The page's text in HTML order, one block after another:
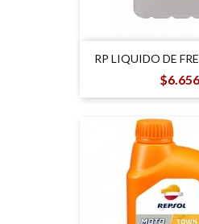
RP LIQUIDO DE
Precio
$6.656